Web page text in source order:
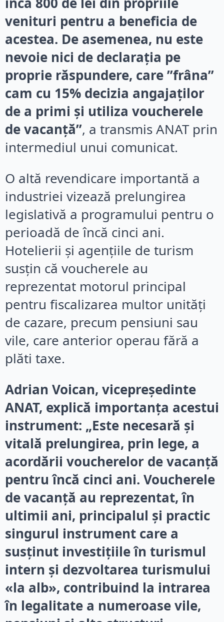
venituri pentru a beneficia de
acestea. De asemenea, nu este
nevoie nici de declarația pe
proprie răspundere, care ”frâna”
cam cu 15% decizia angajaților
de a primi și utiliza voucherele
de vacanță”, a transmis ANAT prin
intermediul unui comunicat.
O altă revendicare importantă a
industriei vizează prelungirea
legislativă a programului pentru o
perioadă de încă cinci ani.
Hotelierii și agențiile de turism
susțin că voucherele au
reprezentat motorul principal
pentru fiscalizarea multor unități
de cazare, precum pensiuni sau
vile, care anterior operau fără a
plăti taxe.
Adrian Voican, vicepreședinte
ANAT, explică importanța acestui
instrument: „Este necesară și
vitală prelungirea, prin lege, a
acordării voucherelor de vacanță
pentru încă cinci ani. Voucherele
de vacanță au reprezentat, în
ultimii ani, principalul și practic
singurul instrument care a
susținut investițiile în turismul
intern și dezvoltarea turismului
«la alb», contribuind la intrarea
în legalitate a numeroase vile,